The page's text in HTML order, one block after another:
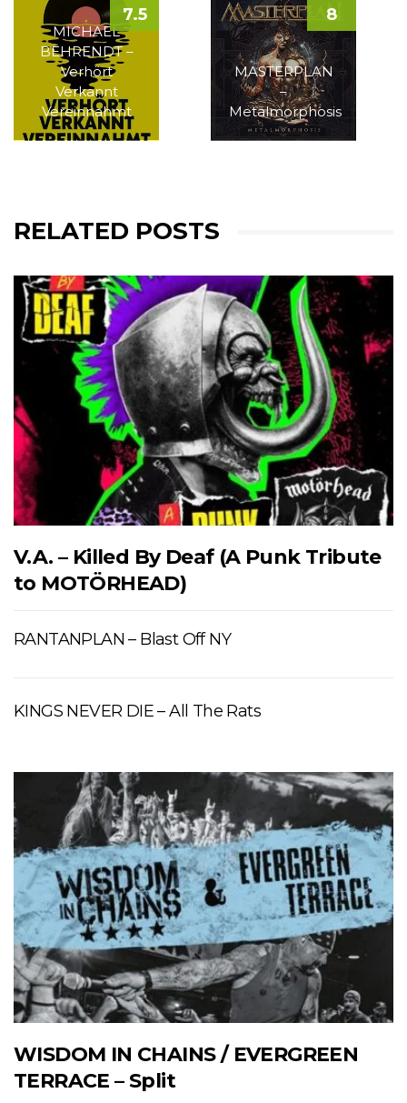
MICHAEL
BEHRENDT –
Verhört
Verkannt
Vereinnahmt
7.5
MASTERPLAN
–
Metalmorphosis
8
RELATED POSTS
V.A. – Killed By Deaf (A Punk Tribute
to MOTÖRHEAD)
RANTANPLAN – Blast Off NY
KINGS NEVER DIE – All The Rats
WISDOM IN CHAINS / EVERGREEN
TERRACE – Split